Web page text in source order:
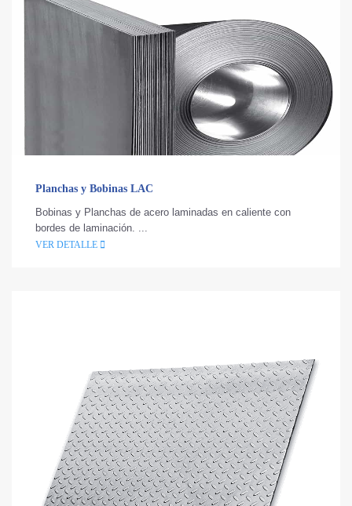
Planchas y Bobinas LAC
Bobinas y Planchas de acero laminadas en caliente con
bordes de laminación. ...
VER DETALLE